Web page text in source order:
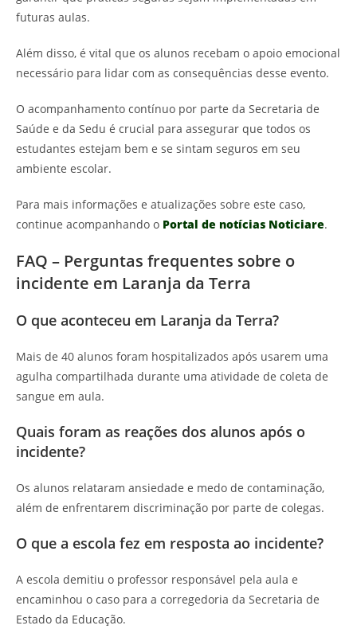
futuras aulas.
Além disso, é vital que os alunos recebam o apoio emocional
necessário para lidar com as consequências desse evento.
O acompanhamento contínuo por parte da Secretaria de
Saúde e da Sedu é crucial para assegurar que todos os
estudantes estejam bem e se sintam seguros em seu
ambiente escolar.
Para mais informações e atualizações sobre este caso,
continue acompanhando o Portal de notícias Noticiare.
FAQ – Perguntas frequentes sobre o
incidente em Laranja da Terra
O que aconteceu em Laranja da Terra?
Mais de 40 alunos foram hospitalizados após usarem uma
agulha compartilhada durante uma atividade de coleta de
sangue em aula.
Quais foram as reações dos alunos após o
incidente?
Os alunos relataram ansiedade e medo de contaminação,
além de enfrentarem discriminação por parte de colegas.
O que a escola fez em resposta ao incidente?
A escola demitiu o professor responsável pela aula e
encaminhou o caso para a corregedoria da Secretaria de
Estado da Educação.